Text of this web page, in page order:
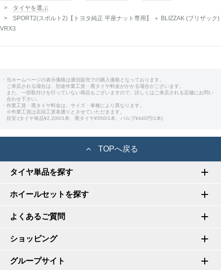
タイヤを選ぶ
SPORT2(スポルト2)【トヨタ純正 平座ナット専用】 ＋ BLIZZAK (ブリザック)
VRX3
・当ホームページの表示価格は通信販売での購入価格となっております。
ご来店される場合は、別途作業工賃・廃タイヤ料金がかかる場合がございます。
また、一部取付けを行っていない商品もございますので、詳しくはご来店される店舗にお問い
合わせ下さい。
・作業工賃・廃タイヤ料金は、サイズ・車種により異なります。
※作業工賃は店頭工賃表通りとさせていただきます。
目安:(タイヤ単品¥2,200/1本、廃タイヤ¥550/1本、バルブ¥440円/1本)
TOPへ戻る
タイヤ単品を探す
ホイールセットを探す
よくあるご質問
ショッピング
グループサイト